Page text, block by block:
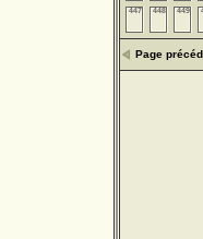
447 448 449
Page